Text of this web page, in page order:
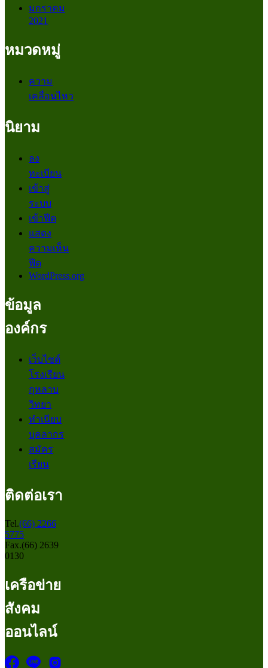
มกราคม
2021
หมวดหมู่
ความ
เคลื่อนไหว
นิยาม
ลง
ทะเบียน
เข้าสู่
ระบบ
เข้าฟีด
แสดง
ความเห็น
ฟีด
WordPress.org
ข้อมูล
องค์กร
เว็บไซต์
โรงเรียน
กุหลาบ
วิทยา
ทำเนียบ
บุคลากร
สมัคร
เรียน
ติดต่อเรา
Tel.(66) 2266
5775
Fax.(66) 2639
0130
เครือข่าย
สังคม
ออนไลน์